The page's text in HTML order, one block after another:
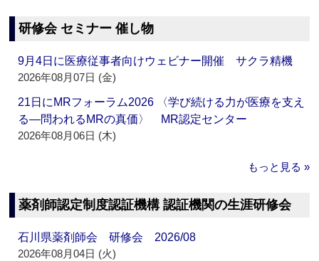
研修会 セミナー 催し物
9月4日に医療従事者向けウェビナー開催 サクラ精機
2026年08月07日 (金)
21日にMRフォーラム2026 〈学び続ける力が医療を支え
る―問われるMRの真価〉 MR認定センター
2026年08月06日 (木)
もっと見る »
薬剤師認定制度認証機構 認証機関の生涯研修会
石川県薬剤師会 研修会 2026/08
2026年08月04日 (火)